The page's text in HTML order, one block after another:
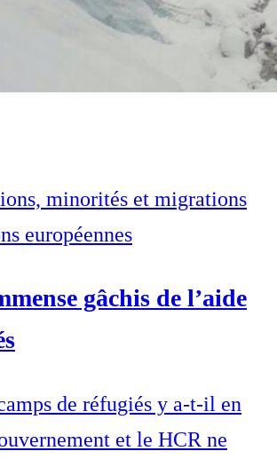
minorités et migrations
européennes
gâchis de l’aide
de réfugiés y a-t-il en
et le HCR ne